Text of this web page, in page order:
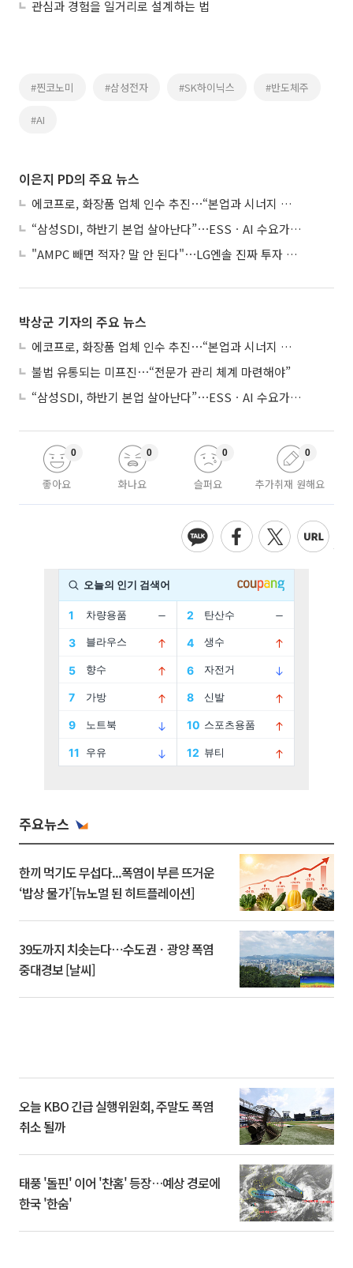
관심과 경험을 일거리로 설계하는 법
#찐코노미 #삼성전자 #SK하이닉스 #반도체주
#AI
이은지 PD의 주요 뉴스
에코프로, 화장품 업체 인수 추진⋯“본업과 시너지 부족”
“삼성SDI, 하반기 본업 살아난다”⋯ESSㆍAI 수요가 견인
"AMPC 빼면 적자? 말 안 된다"⋯LG엔솔 진짜 투자 포인트는
박상군 기자의 주요 뉴스
에코프로, 화장품 업체 인수 추진⋯“본업과 시너지 부족”
불법 유통되는 미프진⋯“전문가 관리 체계 마련해야”
“삼성SDI, 하반기 본업 살아난다”⋯ESSㆍAI 수요가 견인
좋아요
0
화나요
0
슬퍼요
0
추가취재 원해요
0
주요뉴스
한끼 먹기도 무섭다...폭염이 부른 뜨거운
‘밥상 물가’[뉴노멀 된 히트플레이션]
39도까지 치솟는다⋯수도권ㆍ광양 폭염
중대경보 [날씨]
오늘 KBO 긴급 실행위원회, 주말도 폭염
취소 될까
태풍 '돌핀' 이어 '찬홈' 등장…예상 경로에
한국 '한숨'